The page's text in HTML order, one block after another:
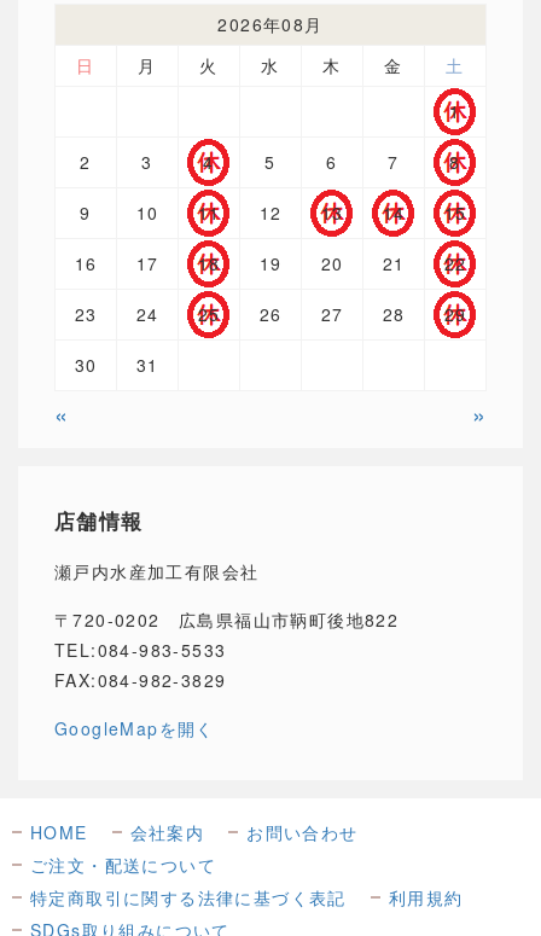
2026年08月
日
月 火 水 木 金
土
1
2 3 4 5 6 7 8
9 10 11 12 13 14 15
16 17 18 19 20 21 22
23 24 25 26 27 28 29
30 31
« »
店舗情報
瀬戸内水産加工有限会社
〒720-0202 広島県福山市鞆町後地822
TEL:084-983-5533
FAX:084-982-3829
GoogleMapを開く
HOME 会社案内
お問い合わせ
ご注文・配送について
特定商取引に関する法律に基づく表記
利用規約
SDGs取り組みについて